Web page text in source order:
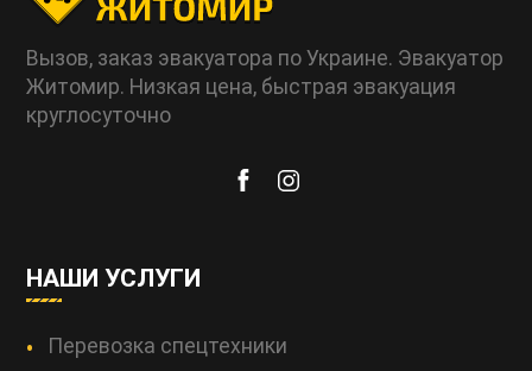
Вызов, заказ эвакуатора по Украине. Эвакуатор
Житомир. Низкая цена, быстрая эвакуация
круглосуточно
НАШИ УСЛУГИ
Перевозка спецтехники